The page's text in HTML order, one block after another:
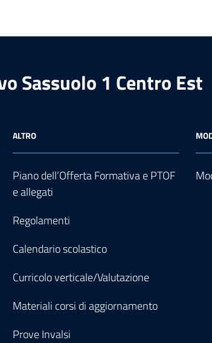
Sassuolo 1 Centro Est
ALTRO
Piano dell’Offerta Formativa e PTOF
e allegati
Regolamenti
Calendario scolastico
Curricolo verticale/Valutazione
Materiali corsi di aggiornamento
Prove Invalsi